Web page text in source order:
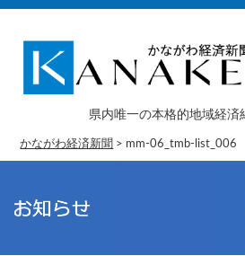
県内唯一の本格的地域経済
かながわ経済新聞 > mm-06_tmb-list_006